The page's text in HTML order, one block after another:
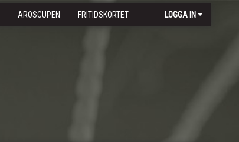
AROSCUPEN FRITIDSKORTET LOGGA IN